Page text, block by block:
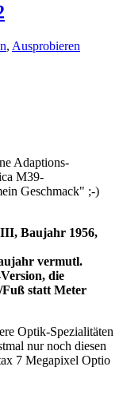
, Ausprobieren
Adaptions-
M39-
Geschmack" ;-)
Baujahr 1956,
vermutl.
die
statt Meter
Optik-Spezialitäten
nur noch diesen
7 Megapixel Optio